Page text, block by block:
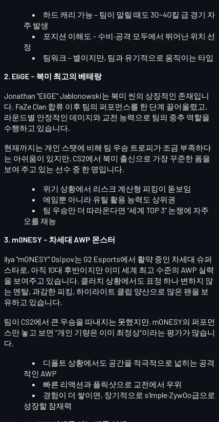
하드 캐리 가능 – 팀이 말릴 때도 30~40킬 급 경기 자
주 발생
포지션 이해도 – 수비·공격 모두에서 뛰어난 위치 선
정
팀워크 – 별이지만, 팀과 유기적으로 움직이는 타입
2. EliGE – 북미 최고의 베테랑
Jonathan "EliGE" Jablonowski는 북미 씬의 상징적인 존재입니
다. FaZe Clan 합류 이후 팀의 퍼포먼스를 한 단계 끌어올렸고,
라운드별 안정적인 데미지와 교전 능력으로 팀의 중추 역할을
수행하고 있습니다.
현재까지는 개인 스탯에 비해 팀 우승 트로피가 조금 부족하다
는 아쉬움이 있지만, CS2에서 북미 출신으로 가장 꾸준한 폼을
보여 주고 있는 선수 중 한 명입니다.
위기 상황에서 리스크 계산형 피킹이 돋보임
에임뿐 아니라 유틸 활용 능력도 상위권
팀 우승만 더 따라온다면 “세계 TOP 3” 논쟁에 자주
오를 재능
3. m0NESY – 차세대 AWP 몬스터
Ilya "m0NESY" Osipov는 G2 Esports에서 활약 중인 차세대 슈퍼
스타로, 아직 10대 후반이지만 이미 세계 최고 수준의 AWP 실력
을 보여주고 있습니다. 클러치 상황에서도 표정 하나 변하지 않
는 멘탈, 과감한 피킹, 하이라이트 클립 양산으로 많은 팬을 보
유하고 있습니다.
팀이 CS2에서 큰 우승을 따내지는 못했지만, m0NESY의 퍼포먼
스만 놓고 보면 “개인 기량은 이미 최정상”이라는 평가가 많습니
다.
디폴트 상황에서도 공간을 적극적으로 넓히는 공격
적인 AWP
빠른 리액션과 플릭샷으로 교전에서 우위
경험이 더 쌓이면, 장기적으로 s1mple·ZywOo급으로
성장할 잠재력